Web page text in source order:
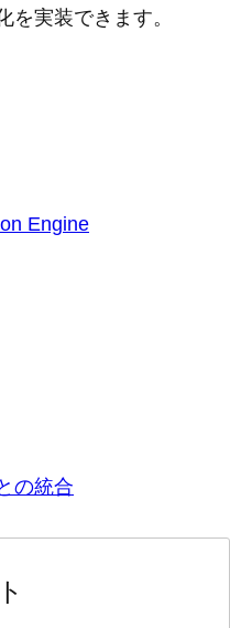
を実装できます。
Engine
の統合